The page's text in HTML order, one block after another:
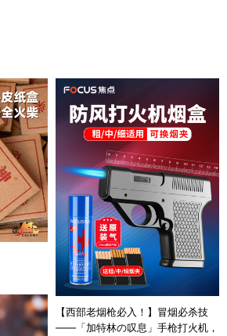
【西部老烟枪必入！】冒烟必杀技
——「加特林の叹息」手枪打火机，